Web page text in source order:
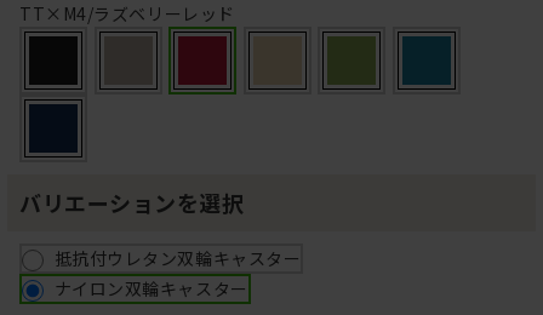
TT×M4/ラズベリーレッド
バリエーションを選択
抵抗付ウレタン双輪キャスター
ナイロン双輪キャスター